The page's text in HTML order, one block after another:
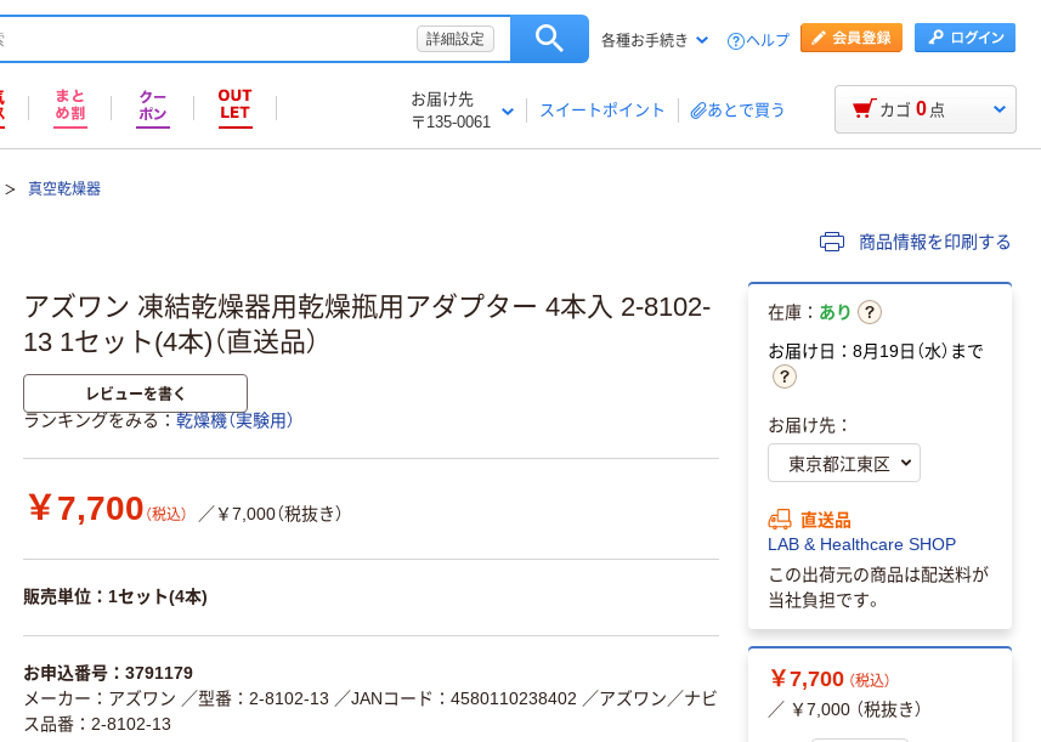
詳細設定 各種お手続き ヘルプ
お届け先
〒135-0061
スイートポイント あとで買う カゴ 0 点
真空乾燥器
商品情報を印刷する
アズワン 凍結乾燥器用乾燥瓶用アダプター 4本入 2-8102-
13 1セット(4本)（直送品）
レビューを書く
ランキングをみる 乾燥機（実験用）
￥7,700 （税込） ／￥7,000（税抜き）
販売単位：1セット(4本)
お申込番号：3791179
メーカー：アズワン ／型番：2-8102-13 ／JANコード：4580110238402 ／アズワン／ナビ
ス品番：2-8102-13
在庫： あり
お届け日：8月19日（水）まで
お届け先：
直送品
LAB & Healthcare SHOP
この出荷元の商品は配送料が
当社負担です。
￥7,700 （税込）
／ ￥7,000 （税抜き）